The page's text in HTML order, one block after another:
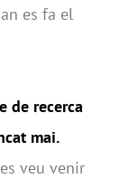
es fa el
de recerca
mai.
veu venir